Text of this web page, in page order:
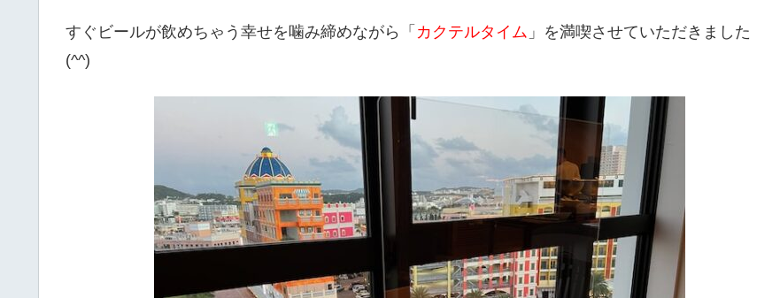
すぐビールが飲めちゃう幸せを噛み締めながら「 カクテルタイム 」を満喫させていただきました
(^^)